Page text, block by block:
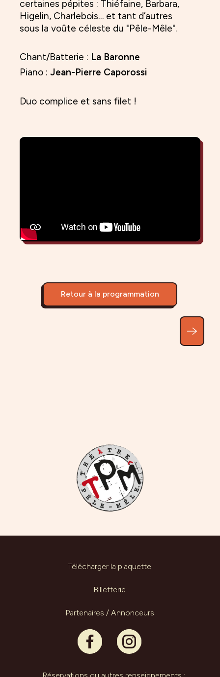
certaines pépites : Thiéfaine, Barbara,
Higelin, Charlebois… et tant d’autres
sous la voûte céleste du "Pêle-Mêle".
Chant/Batterie : La Baronne
Piano : Jean-Pierre Caporossi
Duo complice et sans filet !
Retour à la programmation
Télécharger la plaquette
Billetterie
Partenaires / Annonceurs